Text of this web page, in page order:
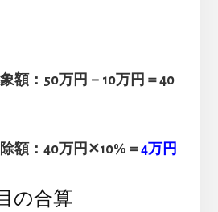
額：50万円－10万円＝40
額：40万円✕10%＝4万円
の合算